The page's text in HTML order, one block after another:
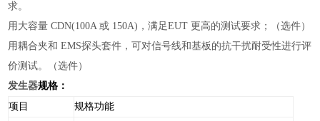
求。
用大容量 CDN(100A 或 150A)，满足EUT 更高的测试要求；（选件）
用耦合夹和 EMS探头套件，可对信号线和基板的抗干扰耐受性进行评
价测试。（选件）
发生器规格：
项目
规格功能